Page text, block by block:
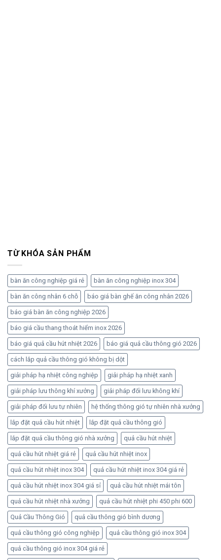
TỪ KHÓA SẢN PHẨM
bàn ăn công nghiệp giá rẻ bàn ăn công nghiệp inox 304
bàn ăn công nhân 6 chỗ báo giá bàn ghế ăn công nhân 2026
báo giá bàn ăn công nghiệp 2026
báo giá cầu thang thoát hiểm inox 2026
báo giá quả cầu hút nhiệt 2026 báo giá quả cầu thông gió 2026
cách lắp quả cầu thông gió không bị dột
giải pháp hạ nhiệt công nghiệp giải pháp hạ nhiệt xanh
giải pháp lưu thông khí xưởng giải pháp đối lưu không khí
giải pháp đối lưu tự nhiên hệ thống thông gió tự nhiên nhà xưởng
lắp đặt quả cầu hút nhiệt lắp đặt quả cầu thông gió
lắp đặt quả cầu thông gió nhà xưởng quả cầu hút nhiệt
quả cầu hút nhiệt giá rẻ quả cầu hút nhiệt inox
quả cầu hút nhiệt inox 304 quả cầu hút nhiệt inox 304 giá rẻ
quả cầu hút nhiệt inox 304 giá sỉ quả cầu hút nhiệt mái tôn
quả cầu hút nhiệt nhà xưởng quả cầu hút nhiệt phi 450 phi 600
Quả Cầu Thông Gió quả cầu thông gió bình dương
quả cầu thông gió công nghiệp quả cầu thông gió inox 304
quả cầu thông gió inox 304 giá rẻ